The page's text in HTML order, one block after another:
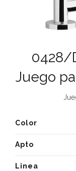
0428/
Juego
Color
Apto
Linea